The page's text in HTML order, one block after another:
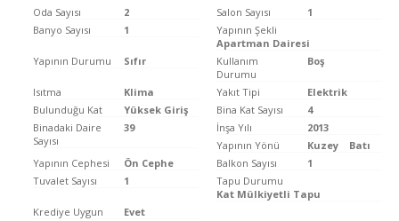
Oda Sayısı 2 Salon Sayısı
1
Banyo Sayısı
1
Yapının Şekli
Apartman Dairesi
Yapının Durumu
Sıfır
Kullanım
Durumu
Boş
Isıtma Klima Yakıt Tipi
Elektrik
Bulunduğu Kat
Yüksek Giriş Bina Kat Sayısı
4
Binadaki Daire
Sayısı
39 İnşa Yılı
2013
Yapının Yönü
Kuzey
Batı
Yapının Cephesi
Ön Cephe Balkon Sayısı
1
Tuvalet Sayısı
1
Tapu Durumu
Kat Mülkiyetli Tapu
Krediye Uygun
Evet